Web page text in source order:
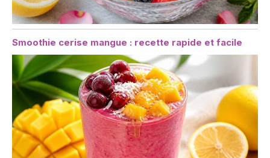
Smoothie cerise mangue : recette rapide et facile